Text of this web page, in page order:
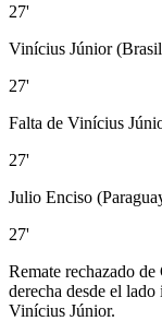
27'
Vinícius Júnior
27'
Falta de Vinícius
27'
Julio Enciso
27'
Remate rechazado
derecha desde el
Vinícius Júnior.